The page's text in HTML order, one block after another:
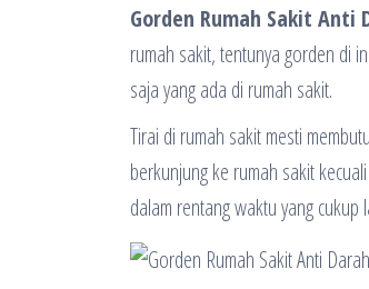
Gorden Rumah Sakit Anti
rumah sakit, tentunya gorden di
saja yang ada di rumah sakit.
Tirai di rumah sakit mesti
berkunjung ke rumah sakit
dalam rentang waktu yang cukup